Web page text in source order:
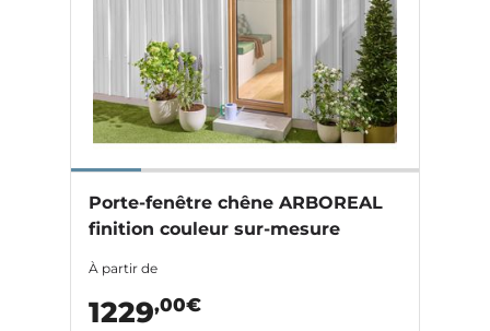
Porte-fenêtre chêne ARBOREAL
finition couleur sur-mesure
À partir de
1229,00€